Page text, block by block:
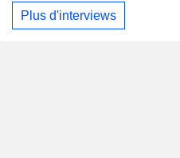
Plus d'interviews